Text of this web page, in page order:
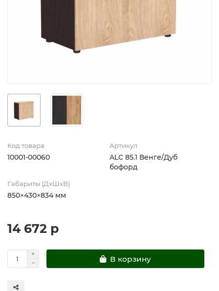
Код товара
10001-00060
Артикул
ALC 85.1 Венге/Дуб
бофорд
Габариты (ДхШхВ)
850×430×834 мм
14 672 р
В корзину